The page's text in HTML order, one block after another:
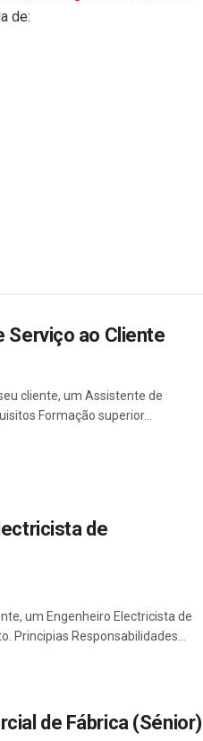
de:
Serviço ao Cliente
cliente, um Assistente de
Formação superior...
de
um Engenheiro Electricista de
Principias Responsabilidades...
de Fábrica (Sénior)